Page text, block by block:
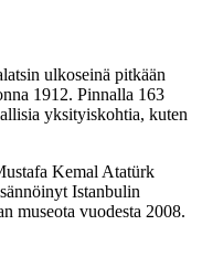
ulkoseinä pitkään
1912. Pinnalla 163
yksityiskohtia, kuten
Kemal Atatürk
Istanbulin
museota vuodesta 2008.